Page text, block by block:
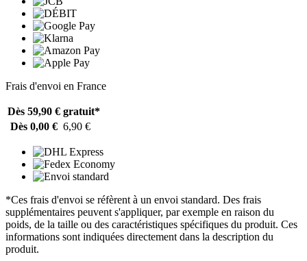
Frais d'envoi en France
Dès 59,90 € gratuit*
Dès 0,00 € 6,90 €
*Ces frais d'envoi se réfèrent à un envoi standard. Des frais
supplémentaires peuvent s'appliquer, par exemple en raison du
poids, de la taille ou des caractéristiques spécifiques du produit. Ces
informations sont indiquées directement dans la description du
produit.